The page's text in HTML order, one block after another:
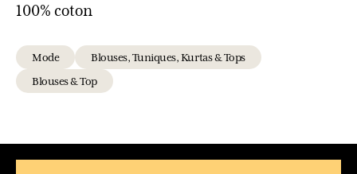
100% coton
Mode
Blouses, Tuniques, Kurtas & Tops
Blouses & Top